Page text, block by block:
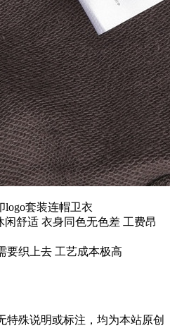
logo套装连帽卫衣
舒适 衣身同色无色差 工费昂
要织上去 工艺成本极高
特殊说明或标注，均为本站原创